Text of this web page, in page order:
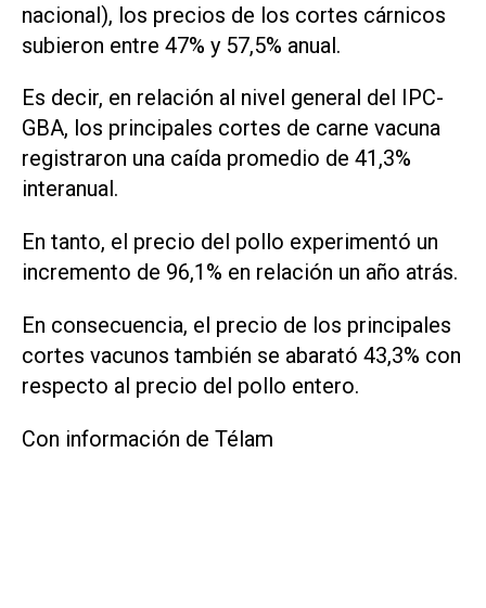
nacional), los precios de los cortes cárnicos
subieron entre 47% y 57,5% anual.
Es decir, en relación al nivel general del IPC-
GBA, los principales cortes de carne vacuna
registraron una caída promedio de 41,3%
interanual.
En tanto, el precio del pollo experimentó un
incremento de 96,1% en relación un año atrás.
En consecuencia, el precio de los principales
cortes vacunos también se abarató 43,3% con
respecto al precio del pollo entero.
Con información de Télam